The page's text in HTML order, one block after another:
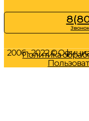
2006 - 2022 ©
Политика